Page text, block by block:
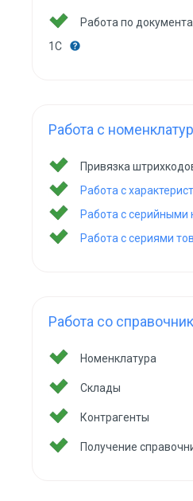
Работа по
1С
Работа с
Привязка
Работа с
Работа с серийными
Работа с сериями
Работа со
Номенклатура
Склады
Контрагенты
Получение